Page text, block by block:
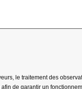
le traitement des
de garantir un